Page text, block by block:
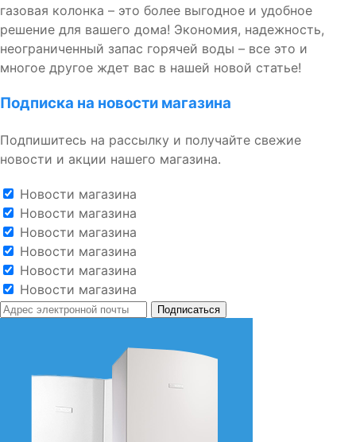
газовая колонка – это более выгодное и удобное
решение для вашего дома! Экономия, надежность,
неограниченный запас горячей воды – все это и
многое другое ждет вас в нашей новой статье!
Подписка на новости магазина
Подпишитесь на рассылку и получайте свежие
новости и акции нашего магазина.
Новости магазина
Новости магазина
Новости магазина
Новости магазина
Новости магазина
Новости магазина